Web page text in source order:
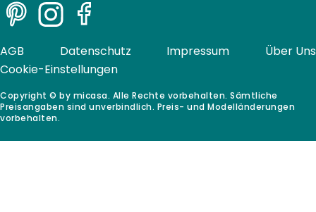
PinterestInstagramFacebook
Copyright © by micasa. Alle Rechte vorbehalten. Sämtliche
Preisangaben sind unverbindlich. Preis- und Modelländerungen
vorbehalten.
AGB Datenschutz Impressum
Über Uns
Cookie-Einstellungen